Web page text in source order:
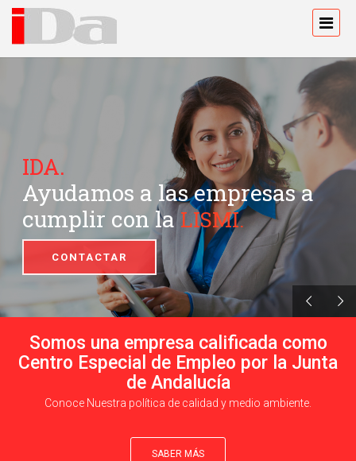
IDA.
Ayudamos a las empresas a
cumplir con laLISMI.
CONTACTAR
Somos una empresa calificada como
Centro Especial de Empleo por la Junta
de Andalucía
Conoce Nuestra política de calidad y medio ambiente.
SABER MÁS